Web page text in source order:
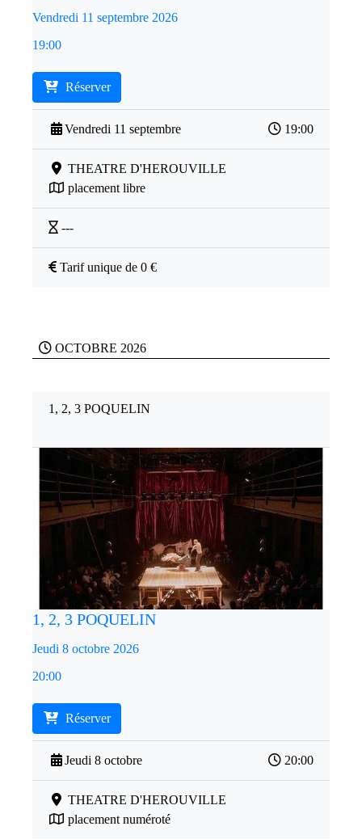
Vendredi 11 septembre 2026
19:00
Réserver
Vendredi 11 septembre 19:00
THEATRE D'HEROUVILLE
placement libre
---
Tarif unique de 0 €
OCTOBRE 2026
1, 2, 3 POQUELIN
1, 2, 3 POQUELIN
Jeudi 8 octobre 2026
20:00
Réserver
Jeudi 8 octobre 20:00
THEATRE D'HEROUVILLE
placement numéroté